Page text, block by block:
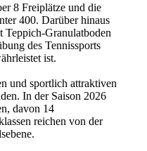
8 Freiplätze und die
400. Darüber hinaus
Teppich-Granulatboden
des Tennissports
ist.
und sportlich attraktiven
In der Saison 2026
davon 14
reichen von der